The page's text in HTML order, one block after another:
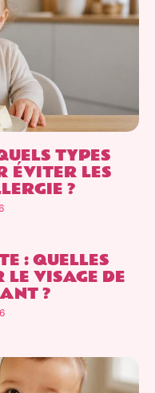
TYPES
ÉVITER LES
?
: QUELLES
LE VISAGE DE
?